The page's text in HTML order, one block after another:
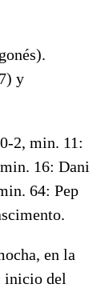
y
2, min. 11:
16: Dani
64: Pep
en la
inicio del